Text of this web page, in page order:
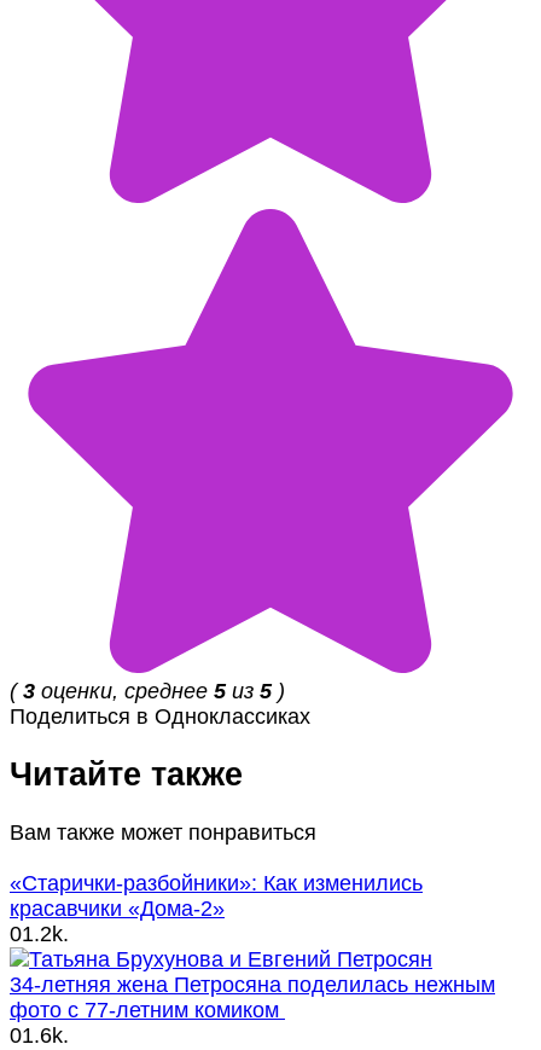
(3 оценки, среднее 5из 5)
Поделиться в Одноклассиках
Читайте также
Вам также может понравиться
«Старички-разбойники»: Как изменились
красавчики «Дома-2»
01.2k.
34-летняя жена Петросяна поделилась нежным
фото с 77-летним комиком
01.6k.